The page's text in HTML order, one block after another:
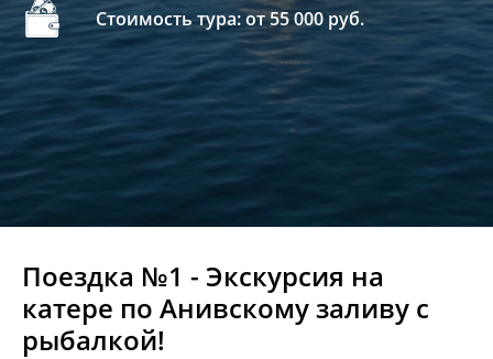
Стоимость тура: от 55 000 руб.
Поездка №1 - Экскурсия на
катере по Анивскому заливу с
рыбалкой!